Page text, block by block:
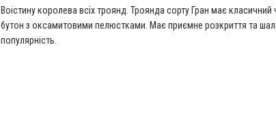
Воістину королева всіх троянд. Троянда сорту Гран має класичний
бутон з оксамитовими пелюстками. Має приємне розкриття та
популярність.